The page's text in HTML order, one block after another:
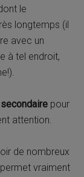
le
longtemps (il
avec un
à tel endroit,
secondaire pour
attention.
de nombreux
vraiment